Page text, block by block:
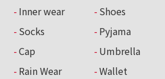
Inner wear
Shoes
Socks
Pyjama
Cap
Umbrella
Rain Wear
Wallet